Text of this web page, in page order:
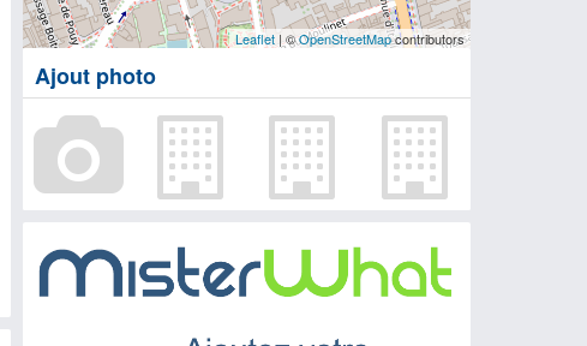
Leaflet| ©OpenStreetMapcontributors
Ajout photo